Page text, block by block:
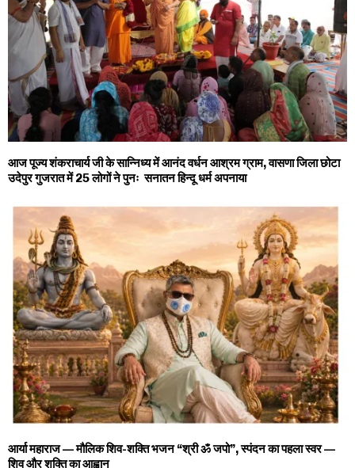
आज पूज्य शंकराचार्य जी के सान्निध्य में आनंद वर्धन आश्रम ग्राम, वासणा जिला छोटा
उदेपुर गुजरात में 25 लोगों ने पुनः सनातन हिन्दू धर्म अपनाया
आर्या महाराज — मौलिक शिव-शक्ति भजन “श्री ॐ जपो”, स्पंदन का पहला स्वर —
शिव और शक्ति का आह्वान